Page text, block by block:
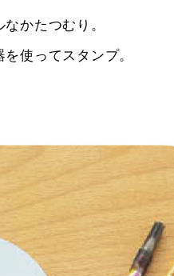
かたつむり。
使ってスタンプ。